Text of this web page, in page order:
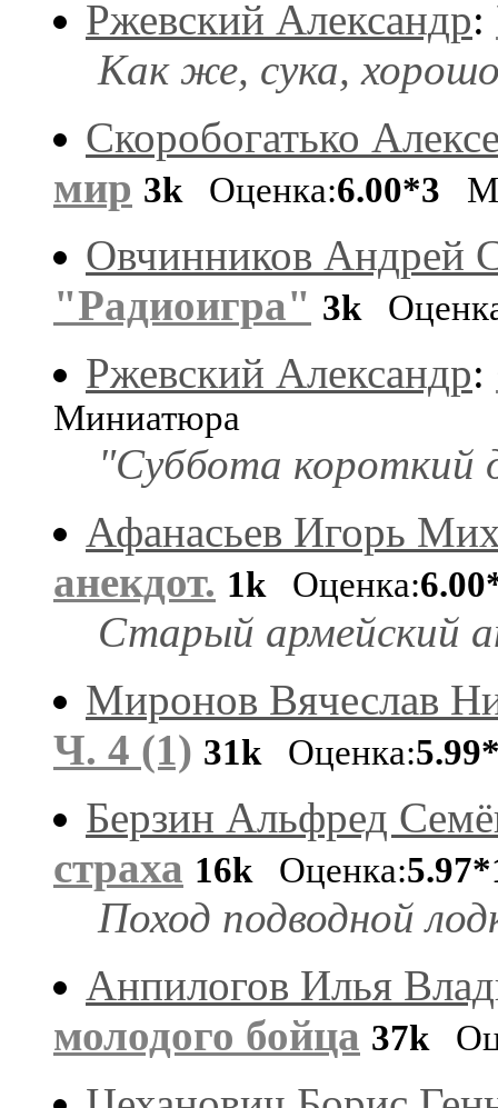
Ржевский Александр:
Как же, сука,
Скоробогатько
мир 3k Оценка:6.00*3
Овчинников Андрей
"Радиоигра" 3k
Ржевский Александр:
Миниатюра
"Суббота короткий
Афанасьев Игорь
анекдот. 1k Оценка:
Старый армейский
Миронов Вячеслав
Ч. 4 (1) 31k Оценка:
Берзин Альфред
страха 16k Оценка:
Поход подводной
Анпилогов Илья
молодого бойца 37k